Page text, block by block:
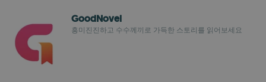
GoodNovel
흥미진진하고 수수께끼로 가득한 스토리를 읽어보세요